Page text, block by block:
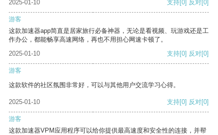
2025-01-10
支持[0] 反对[0]
游客
这款加速器app简直是居家旅行必备神器，无论是看视频、玩游戏还是工
作办公，都能畅享高速网络，再也不用担心网速卡顿了。
2025-01-10
支持[0] 反对[0]
游客
这款软件的社区氛围非常好，可以与其他用户交流学习心得。
2025-01-10 支持[0] 反对[0]
游客
这款加速器VPM应用程序可以给你提供最高速度和安全性的连接，并帮